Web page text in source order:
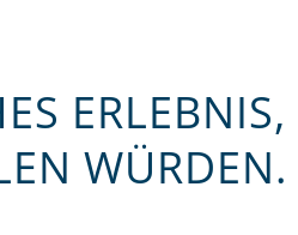
WÜRDEN.